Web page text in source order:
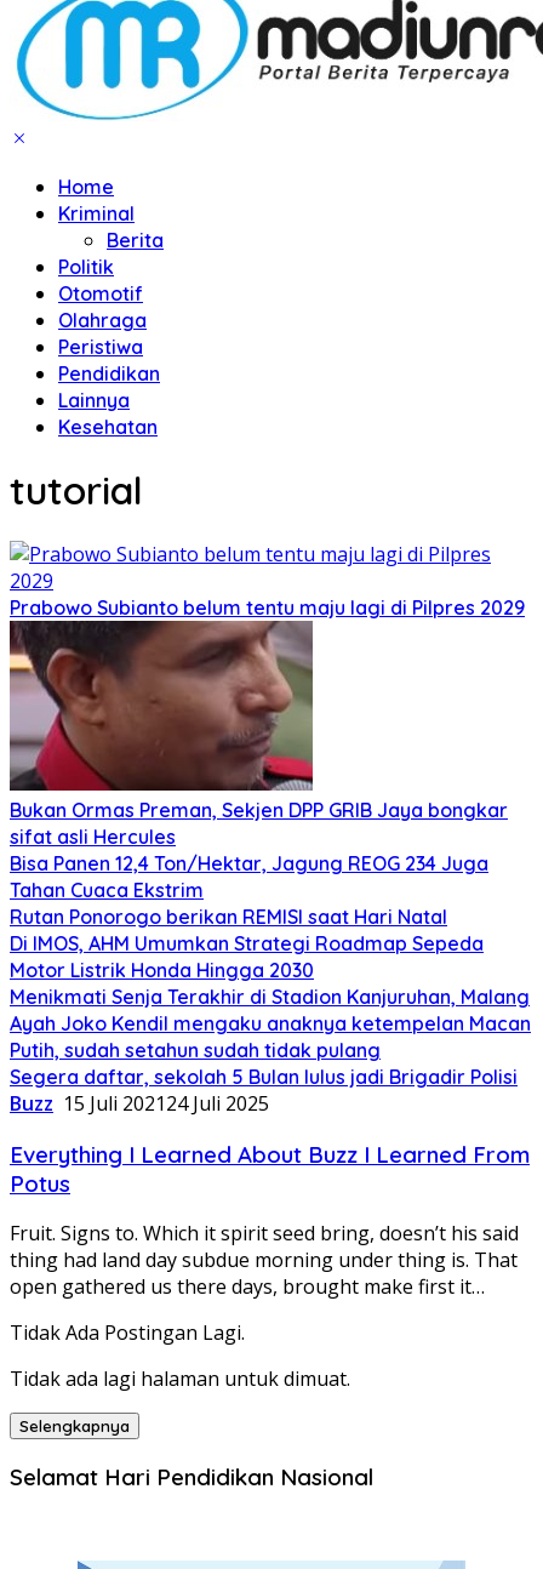
Home
Kriminal
Berita
Politik
Otomotif
Olahraga
Peristiwa
Pendidikan
Lainnya
Kesehatan
tutorial
Prabowo Subianto belum tentu maju lagi di Pilpres 2029
Bukan Ormas Preman, Sekjen DPP GRIB Jaya bongkar
sifat asli Hercules
Bisa Panen 12,4 Ton/Hektar, Jagung REOG 234 Juga
Tahan Cuaca Ekstrim
Rutan Ponorogo berikan REMISI saat Hari Natal
Di IMOS, AHM Umumkan Strategi Roadmap Sepeda
Motor Listrik Honda Hingga 2030
Menikmati Senja Terakhir di Stadion Kanjuruhan, Malang
Ayah Joko Kendil mengaku anaknya ketempelan Macan
Putih, sudah setahun sudah tidak pulang
Segera daftar, sekolah 5 Bulan lulus jadi Brigadir Polisi
Buzz 15 Juli 202124 Juli 2025
Everything I Learned About Buzz I Learned From
Potus
Fruit. Signs to. Which it spirit seed bring, doesn’t his said
thing had land day subdue morning under thing is. That
open gathered us there days, brought make first it…
Tidak Ada Postingan Lagi.
Tidak ada lagi halaman untuk dimuat.
Selengkapnya
Selamat Hari Pendidikan Nasional